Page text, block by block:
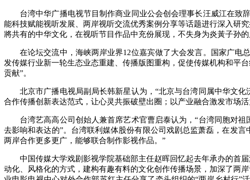
台湾中华广播电视节目制作商业同业公会创会理事长汪威江在致
能科技赋能视听发展、两岸视听交流优秀案例分享等话题进行深入研
將共有的中华文化，在视听节目作品中充份展现，不失身为炎黃子孙
在论坛交流中，海峡两岸业界12位嘉宾做了大会发言。国家广电
发传媒行业新一轮生态业态重建、传播版图重构，促使传媒机构和平
贡献”。
北京市广播电视局副局长韩新星认为，“北京与台湾同属中华文
合作传播创新表达范式，让心灵共振破壁出圈；以产业融合激发市场
台湾艺高高公司创始人兼首席艺术官曹启泰认为，“台湾同胞对
去影响和表达的”。台湾联利媒体股份有限公司戏剧总监萧磊，在发
两岸合作更多更广，能够联合制作影视作品。”
中国传媒大学戏剧影视学院基础部主任赵晖回忆起去年承办的首
动化、风格化的方式，建构有趣有料的文化创作传播场景，加深了两